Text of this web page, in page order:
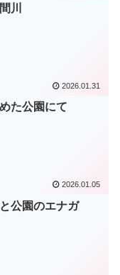
川
2026.01.31
た公園にて
2026.01.05
公園のエナガ